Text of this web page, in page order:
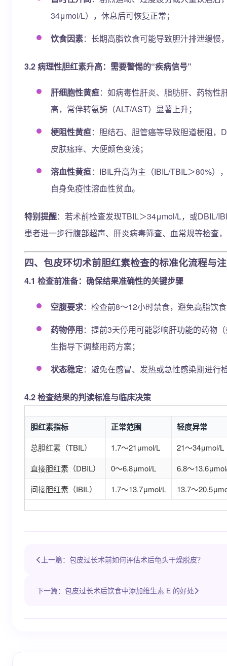
34μmol/L），休息后可恢复正常；
饮食因素：长期高脂饮食可能导致胆汁排泄缓慢
3.2 病理性胆红素升高：需要警惕的“疾病信号”
肝细胞性黄疸：如病毒性肝炎、脂肪肝、药物性
高，常伴转氨酶（ALT/AST）显著上升；
梗阻性黄疸：胆结石、胆管癌等导致胆道梗阻，
皮肤瘙痒、大便颜色变浅；
溶血性黄疸：IBIL升高为主（IBIL/TBIL＞80%）
自身免疫性溶血性贫血。
特别提醒：若术前检查发现TBIL＞34μmol/L，或DBIL/
患者进一步行腹部超声、肝炎病毒筛查、血常规等检查
四、包皮环切术前胆红素检查的标准化流程与
4.1 检查前准备：确保结果准确性的关键步骤
空腹要求：检查前8～12小时禁食，避免高脂饮
药物停用：提前3天停用可能影响肝功能的药物
生指导下调整用药方案；
状态稳定：避免在感冒、发热或急性感染期进行
4.2 检查结果的判读标准与临床决策
胆红素指标 正常范围 轻度异常
总胆红素（TBIL） 1.7～21μmol/L
21～34μmol/L
直接胆红素（DBIL）
0～6.8μmol/L
6.8～
间接胆红素（IBIL）
1.7～13.7μmol/L 13.7～
上一篇：包皮过长术前如何评估术后龟头干燥脱皮？
下一篇：包皮过长术后饮食中添加维生素 E 的好处